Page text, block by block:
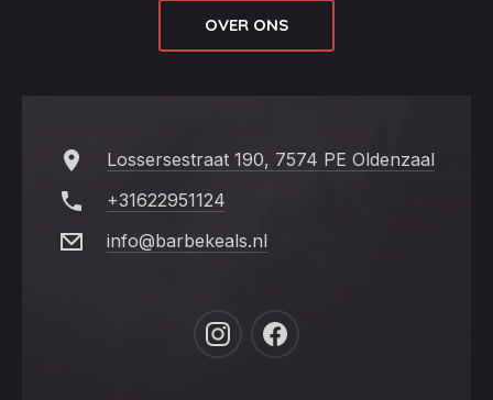
OVER ONS
Lossersestraat 190, 7574 PE Oldenzaal
+31622951124
info@barbekeals.nl
New
New